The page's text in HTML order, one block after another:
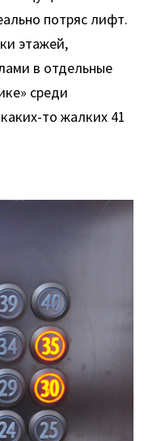
потряс лифт.
этажей,
в отдельные
среди
то жалких 41